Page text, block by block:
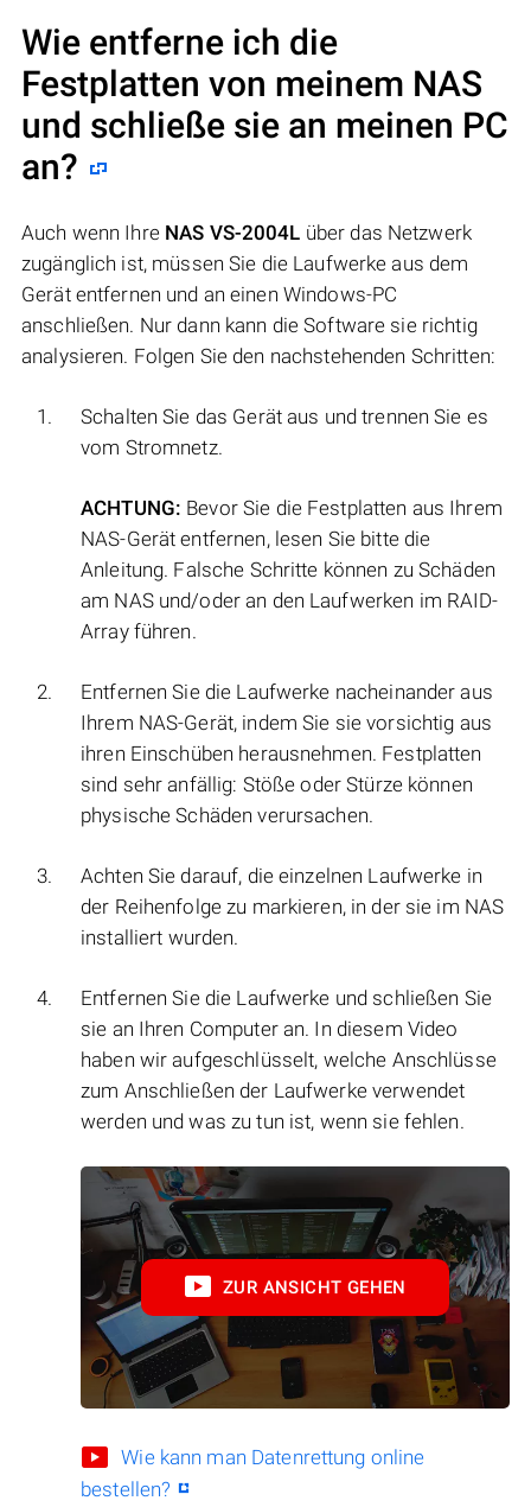
Wie entferne ich die
Festplatten von meinem NAS
und schließe sie an meinen PC
an?
Auch wenn Ihre NAS VS-2004L über das Netzwerk
zugänglich ist, müssen Sie die Laufwerke aus dem
Gerät entfernen und an einen Windows-PC
anschließen. Nur dann kann die Software sie richtig
analysieren. Folgen Sie den nachstehenden Schritten:
Schalten Sie das Gerät aus und trennen Sie es
vom Stromnetz.
ACHTUNG: Bevor Sie die Festplatten aus Ihrem
NAS-Gerät entfernen, lesen Sie bitte die
Anleitung. Falsche Schritte können zu Schäden
am NAS und/oder an den Laufwerken im RAID-
Array führen.
Entfernen Sie die Laufwerke nacheinander aus
Ihrem NAS-Gerät, indem Sie sie vorsichtig aus
ihren Einschüben herausnehmen. Festplatten
sind sehr anfällig: Stöße oder Stürze können
physische Schäden verursachen.
Achten Sie darauf, die einzelnen Laufwerke in
der Reihenfolge zu markieren, in der sie im NAS
installiert wurden.
Entfernen Sie die Laufwerke und schließen Sie
sie an Ihren Computer an. In diesem Video
haben wir aufgeschlüsselt, welche Anschlüsse
zum Anschließen der Laufwerke verwendet
werden und was zu tun ist, wenn sie fehlen.
ZUR ANSICHT GEHEN
Wie kann man Datenrettung online
bestellen?